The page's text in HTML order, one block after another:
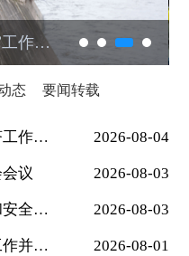
市领导调研督导防汛减灾工作并开展巡河
态 要闻转载
中共临夏州委召开半年经济工作专题协商座谈会 王国斌讲话 马斌主持 2026-08-04
议 2026-08-03
市领导督导全市防汛减灾和安全生产工作 2026-08-03
市领导调研督导防汛减灾工作并开展巡河 2026-08-01